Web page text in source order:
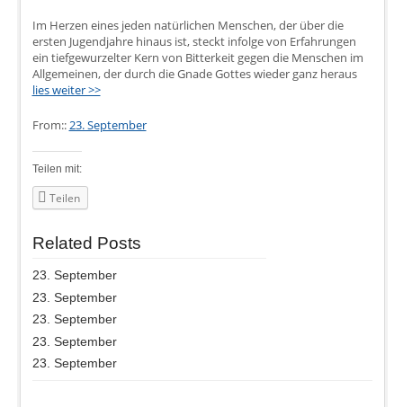
Im Herzen eines jeden natürlichen Menschen, der über die
ersten Jugendjahre hinaus ist, steckt infolge von Erfahrungen
ein tiefgewurzelter Kern von Bitterkeit gegen die Menschen im
Allgemeinen, der durch die Gnade Gottes wieder ganz heraus
lies weiter >>
From::23. September
Teilen mit:
Teilen
Related Posts
23. September
23. September
23. September
23. September
23. September